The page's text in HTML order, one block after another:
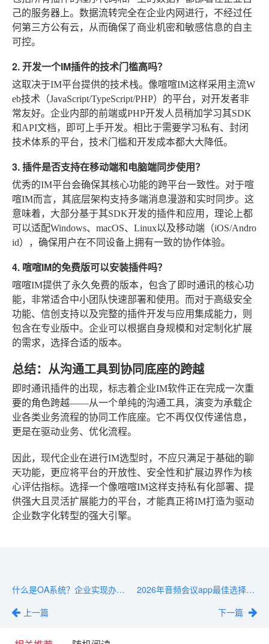
己的服务器上。数据流转完全在企业内网进行，不经过任
何第三方公有云，从而确保了商业机密和敏感信息的自主
可控。
2. 开发一个IM插件的技术门槛高吗？
这取决于IM平台提供的技术栈。像喧喧IM这样采用主流W
eb技术（JavaScript/TypeScript/PHP）的平台，对开发者非
常友好。企业内部的前端或PHP开发人员稍加学习其SDK
和API文档，即可上手开发。相比于需要学习私有、封闭
技术体系的平台，技术门槛和开发成本都大大降低。
3. 插件是否支持在移动端和电脑端同步使用？
优秀的IM平台会确保其核心功能的跨平台一致性。对于喧
喧IM而言，其底层架构支持多端消息漫游和实时同步。这
意味着，大部分基于其SDK开发的插件和应用，理论上都
可以适配Windows、macOS、Linux以及移动端（iOS/Andro
id），确保用户在不同设备上拥有一致的协作体验。
4. 喧喧IM的免费版可以安装插件吗？
喧喧IM提供了永久免费的版本，包含了即时通讯的核心功
能，非常适合中小团队快速部署和使用。而对于高级安全
功能、信创支持以及完整的插件开发与应用集成能力，则
包含在专业版中。企业可以根据自身规模和对定制化扩展
的需求，选择合适的版本。
总结：从沟通工具到协同底座的跨越
即时通讯插件的出现，标志着企业IM软件正在完成一次重
要的角色跨越——从一个单纯的沟通工具，演变为承载企
业各类业务流程的协同工作底座。它不再仅仅传递信息，
更是在驱动业务、优化流程。
因此，现代企业在进行IM选型时，不应只满足于基础的聊
天功能，更应将平台的开放性、安全性和扩展边界作为核
心评估指标。选择一个像喧喧IM这样支持私有化部署、提
供强大且灵活扩展能力的平台，才能真正将IM打造为驱动
企业数字化转型的强大引擎。
什么是OA系统？企业实现办公自动化的核心定义与价值解析
上一篇
2026年音频会议app最佳选择：提升远程协作效率的4个关键功能
下一篇